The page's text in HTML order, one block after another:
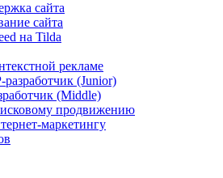
сайта
сайта
на Tilda
рекламе
(Junior)
(Middle)
продвижению
маркетингу